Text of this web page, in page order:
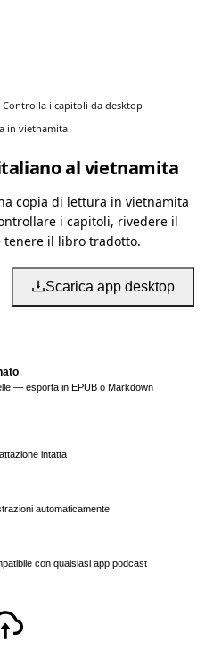
Controlla i capitoli da desktop
in vietnamita
al vietnamita
copia di lettura in vietnamita
i capitoli, rivedere il
tenere il libro tradotto.
Scarica app desktop
— esporta in EPUB o Markdown
intatta
automaticamente
con qualsiasi app podcast